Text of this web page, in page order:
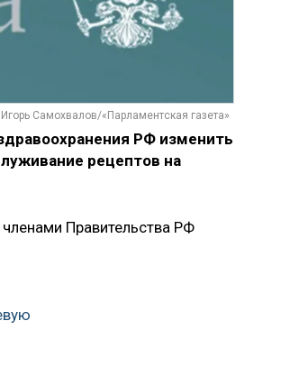
Самохвалов/«Парламентская газета»
РФ изменить
рецептов на
Правительства РФ